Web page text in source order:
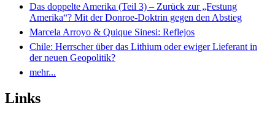
Das doppelte Amerika (Teil 3) – Zurück zur „Festung
Amerika“? Mit der Donroe-Doktrin gegen den Abstieg
Marcela Arroyo & Quique Sinesi: Reflejos
Chile: Herrscher über das Lithium oder ewiger Lieferant in
der neuen Geopolitik?
mehr...
Links